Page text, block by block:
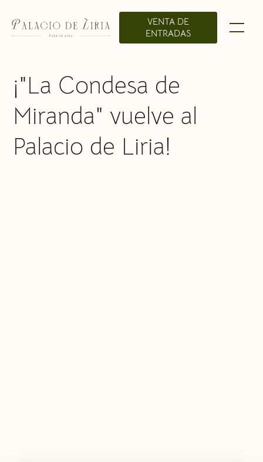
VENTA DE
ENTRADAS
¡"La Condesa de
Miranda" vuelve al
Palacio de Liria!